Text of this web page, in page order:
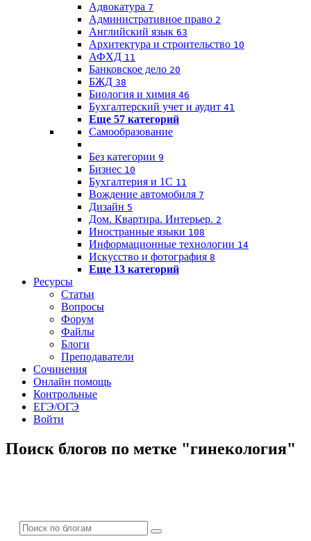
Адвокатура 7
Административное право 2
Английский язык 63
Архитектура и строительство 10
АФХД 11
Банковское дело 20
БЖД 38
Биология и химия 46
Бухгалтерский учет и аудит 41
Еще 57 категорий
Самообразование
Без категории 9
Бизнес 10
Бухгалтерия и 1C 11
Вождение автомобиля 7
Дизайн 5
Дом. Квартира. Интерьер. 2
Иностранные языки 108
Информационные технологии 14
Искусство и фотография 8
Еще 13 категорий
Ресурсы
Статьи
Вопросы
Форум
Файлы
Блоги
Преподаватели
Сочинения
Онлайн помощь
Контрольные
ЕГЭ/ОГЭ
Войти
Поиск блогов по метке "гинекология"